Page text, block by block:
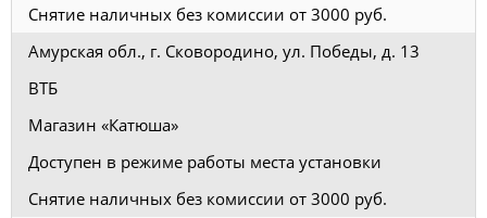
Снятие наличных без комиссии от 3000 руб.
Амурская обл., г. Сковородино, ул. Победы, д. 13
ВТБ
Магазин «Катюша»
Доступен в режиме работы места установки
Снятие наличных без комиссии от 3000 руб.